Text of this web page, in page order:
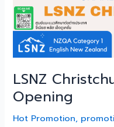
LSNZ
Opening
Hot Promotion,